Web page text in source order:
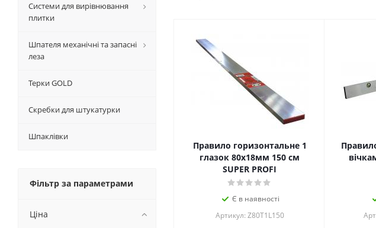
Правило горизонтальне 1
глазок 80х18мм 150 см
SUPЕR PROFI
Є в наявності
Артикул: Z80T1L150
Системи для вирівнювання
плитки
Шпателя механічні та запасні
леза
Терки GOLD
Скребки для штукатурки
Шпаклівки
Фільтр за параметрами
Ціна